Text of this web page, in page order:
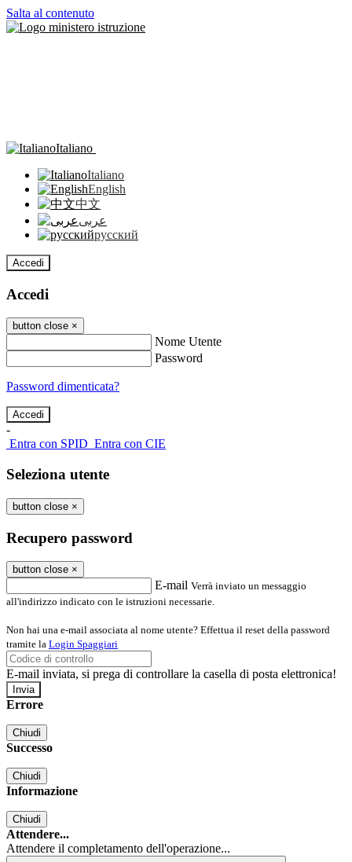
Salta al contenuto
Italiano
Italiano
English
中文
عربى
русский
Accedi
Accedi
button close ×
Nome Utente
Password
Password dimenticata?
-
Entra con SPID Entra con CIE
Seleziona utente
button close ×
Recupero password
button close ×
E-mail Verrà inviato un messaggio
all'indirizzo indicato con le istruzioni necessarie.
Non hai una e-mail associata al nome utente? Effettua il reset della password
tramite la Login Spaggiari
E-mail inviata, si prega di controllare la casella di posta elettronica!
Errore
Chiudi
Successo
Chiudi
Informazione
Chiudi
Attendere...
Attendere il completamento dell'operazione...